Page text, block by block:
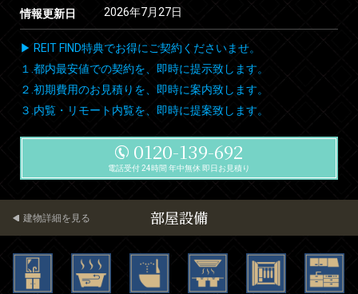
情報更新日 2026年7月27日
▶ REIT FIND特典でお得にご契約くださいませ。
１.都内最安値での契約を、即時に提示致します。
２.初期費用のお見積りを、即時に案内致します。
３.内覧・リモート内覧を、即時に提案致します。
0120-139-692
電話受付 24時間 年中無休 即日お見積り
部屋設備
建物詳細を見る